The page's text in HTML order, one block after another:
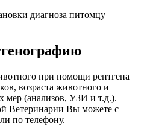
диагноза питомцу
при помощи рентгена
возраста животного и
мер (анализов, УЗИ и т.д.).
Ветеринарии Вы можете с
по телефону.